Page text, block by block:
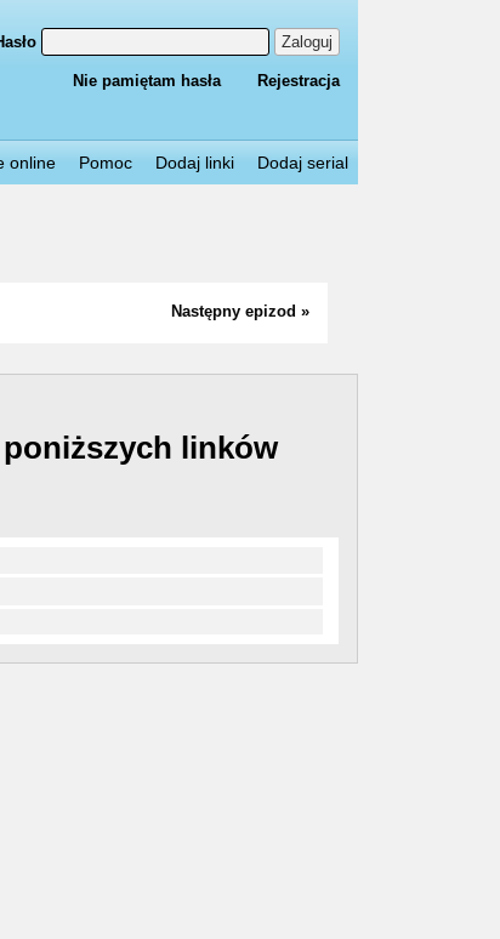
Zaloguj
Nie pamiętam hasła Rejestracja
online Pomoc Dodaj linki Dodaj serial
Następny epizod »
linków